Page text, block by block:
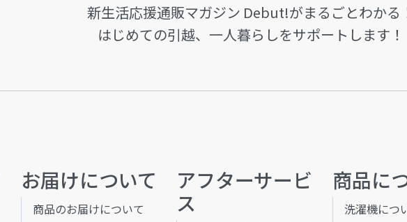
新生活応援通販マガジン Debut!がまるごとわかる
はじめての引越、一人暮らしをサポートします！
お届けについて
商品のお届けについて
アフターサービ
ス
商品に
洗濯機につ